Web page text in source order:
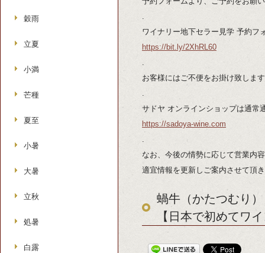
.
ワイナリー地下セラー見学 予約フ
https://bit.ly/2XhRL60
.
お客様にはご不便をお掛け致しま
.
サドヤ オンラインショップは通常
https://sadoya-wine.com
.
なお、今後の情勢に応じて営業内
適宜情報を更新しご案内させて頂
蝸牛（かたつむり）
【日本で初めてワ
穀雨
立夏
小満
芒種
夏至
小暑
大暑
立秋
処暑
白露